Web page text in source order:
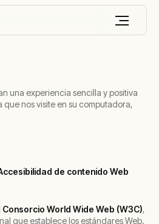
una experiencia sencilla y positiva
que nos visite en su computadora,
de contenido Web
Consorcio World Wide Web (W3C),
que establece los estándares Web.